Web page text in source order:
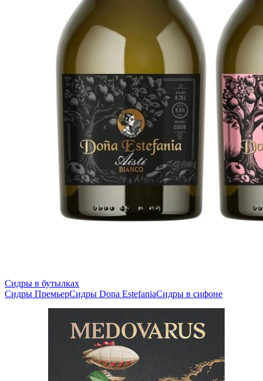
Сидры в бутылках
Сидры ПремьерСидры Dona EstefaniaСидры в сифоне